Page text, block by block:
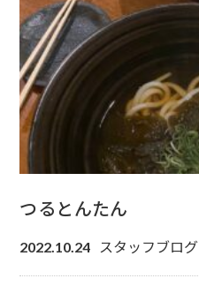
つるとんたん
2022.10.24 スタッフブログ